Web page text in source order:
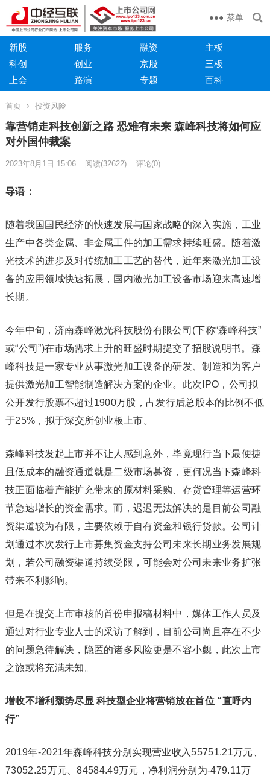
菜单
新股 服务 融资
主板
科创
创业 京股
三板
上会
路演 专题 百科
首页 投资风险
靠营销走科技创新之路 恐难有未来 森峰科技将如何应
对外国仲裁案
2023年8月1日 15:06 阅读(32622) 评论(0)
导语：
随着我国国民经济的快速发展与国家战略的深入实施，工业
生产中各类金属、非金属工件的加工需求持续旺盛。随着激
光技术的进步及对传统加工工艺的替代，近年来激光加工设
备的应用领域快速拓展，国内激光加工设备市场迎来高速增
长期。
今年中旬，济南森峰激光科技股份有限公司(下称“森峰科技”
或“公司”)在市场需求上升的旺盛时期提交了招股说明书。森
峰科技是一家专业从事激光加工设备的研发、制造和为客户
提供激光加工智能制造解决方案的企业。此次IPO，公司拟
公开发行股票不超过1900万股，占发行后总股本的比例不低
于25%，拟于深交所创业板上市。
森峰科技发起上市并不让人感到意外，毕竟现行当下最便捷
且低成本的融资通道就是二级市场募资，更何况当下森峰科
技正面临着产能扩充带来的原材料采购、存货管理等运营环
节急速增长的资金需求。而，迟迟无法解决的是目前公司融
资渠道较为有限，主要依赖于自有资金和银行贷款。公司计
划通过本次发行上市募集资金支持公司未来长期业务发展规
划，若公司融资渠道持续受限，可能会对公司未来业务扩张
带来不利影响。
但是在提交上市审核的首份申报稿材料中，媒体工作人员及
通过对行业专业人士的采访了解到，目前公司尚且存在不少
的问题急待解决，隐匿的诸多风险更是不容小觑，此次上市
之旅或将充满未知。
增收不增利颓势尽显 科技型企业将营销放在首位 “直呼内
行”
2019年-2021年森峰科技分别实现营业收入55751.21万元、
73052.25万元、84584.49万元，净利润分别为-479.11万